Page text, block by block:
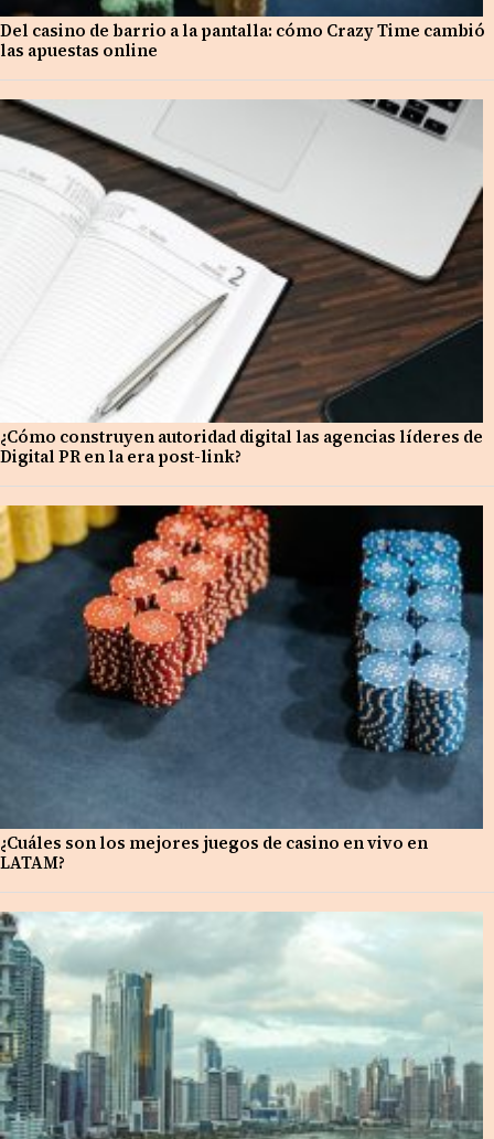
Del casino de barrio a la pantalla: cómo Crazy Time cambió
las apuestas online
¿Cómo construyen autoridad digital las agencias líderes de
Digital PR en la era post-link?
¿Cuáles son los mejores juegos de casino en vivo en
LATAM?